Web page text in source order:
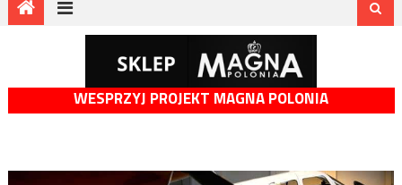
WESPRZYJ PROJEKT MAGNA POLONIA